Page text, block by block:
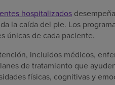
hospitalizados
la caída del pie. Los
únicas de cada paciente.
incluidos médicos,
de tratamiento que
físicas, cognitivas y